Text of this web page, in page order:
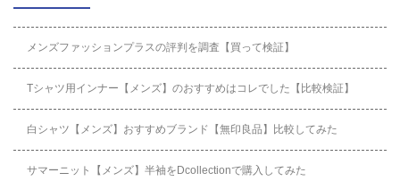
メンズファッションプラスの評判を調査【買って検証】
Tシャツ用インナー【メンズ】のおすすめはコレでした【比較検証】
白シャツ【メンズ】おすすめブランド【無印良品】比較してみた
サマーニット【メンズ】半袖をDcollectionで購入してみた